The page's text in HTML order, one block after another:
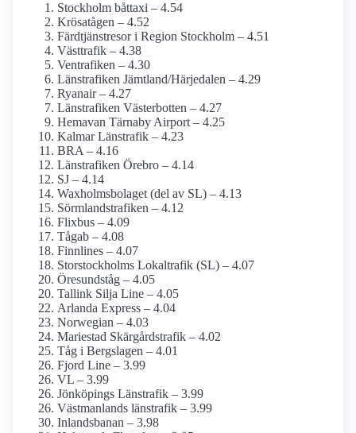
Stockholm båttaxi – 4.54
Krösatågen – 4.52
Färdtjänstresor i Region Stockholm – 4.51
Västtrafik – 4.38
Ventrafiken – 4.30
Länstrafiken Jämtland/Härjedalen – 4.29
Ryanair – 4.27
Länstrafiken Västerbotten – 4.27
Hemavan Tärnaby Airport – 4.25
Kalmar Länstrafik – 4.23
BRA – 4.16
Länstrafiken Örebro – 4.14
SJ – 4.14
Waxholms­bolaget (del av SL) – 4.13
Sörmlandstrafiken – 4.12
Flixbus – 4.09
Tågab – 4.08
Finnlines – 4.07
Storstockholms Lokaltrafik (SL) – 4.07
Öresundståg – 4.05
Tallink Silja Line – 4.05
Arlanda Express – 4.04
Norwegian – 4.03
Mariestad Skärgårdstrafik – 4.02
Tåg i Bergslagen – 4.01
Fjord Line – 3.99
VL – 3.99
Jönköpings Länstrafik – 3.99
Västmanlands länstrafik – 3.99
Inlandsbanan – 3.98